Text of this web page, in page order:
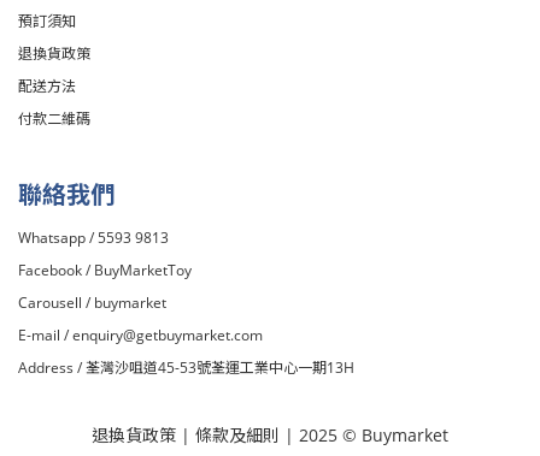
預訂須知
退換貨政策
配送方法
付款二維碼
聯絡我們
Whatsapp / 5593 9813
Facebook / BuyMarketToy
Carousell / buymarket
E-mail /enquiry@getbuymarket.com
Address / 荃灣沙咀道45-53號荃運工業中心一期13H
退換貨政策 | 條款及細則 | 2025 © Buymarket